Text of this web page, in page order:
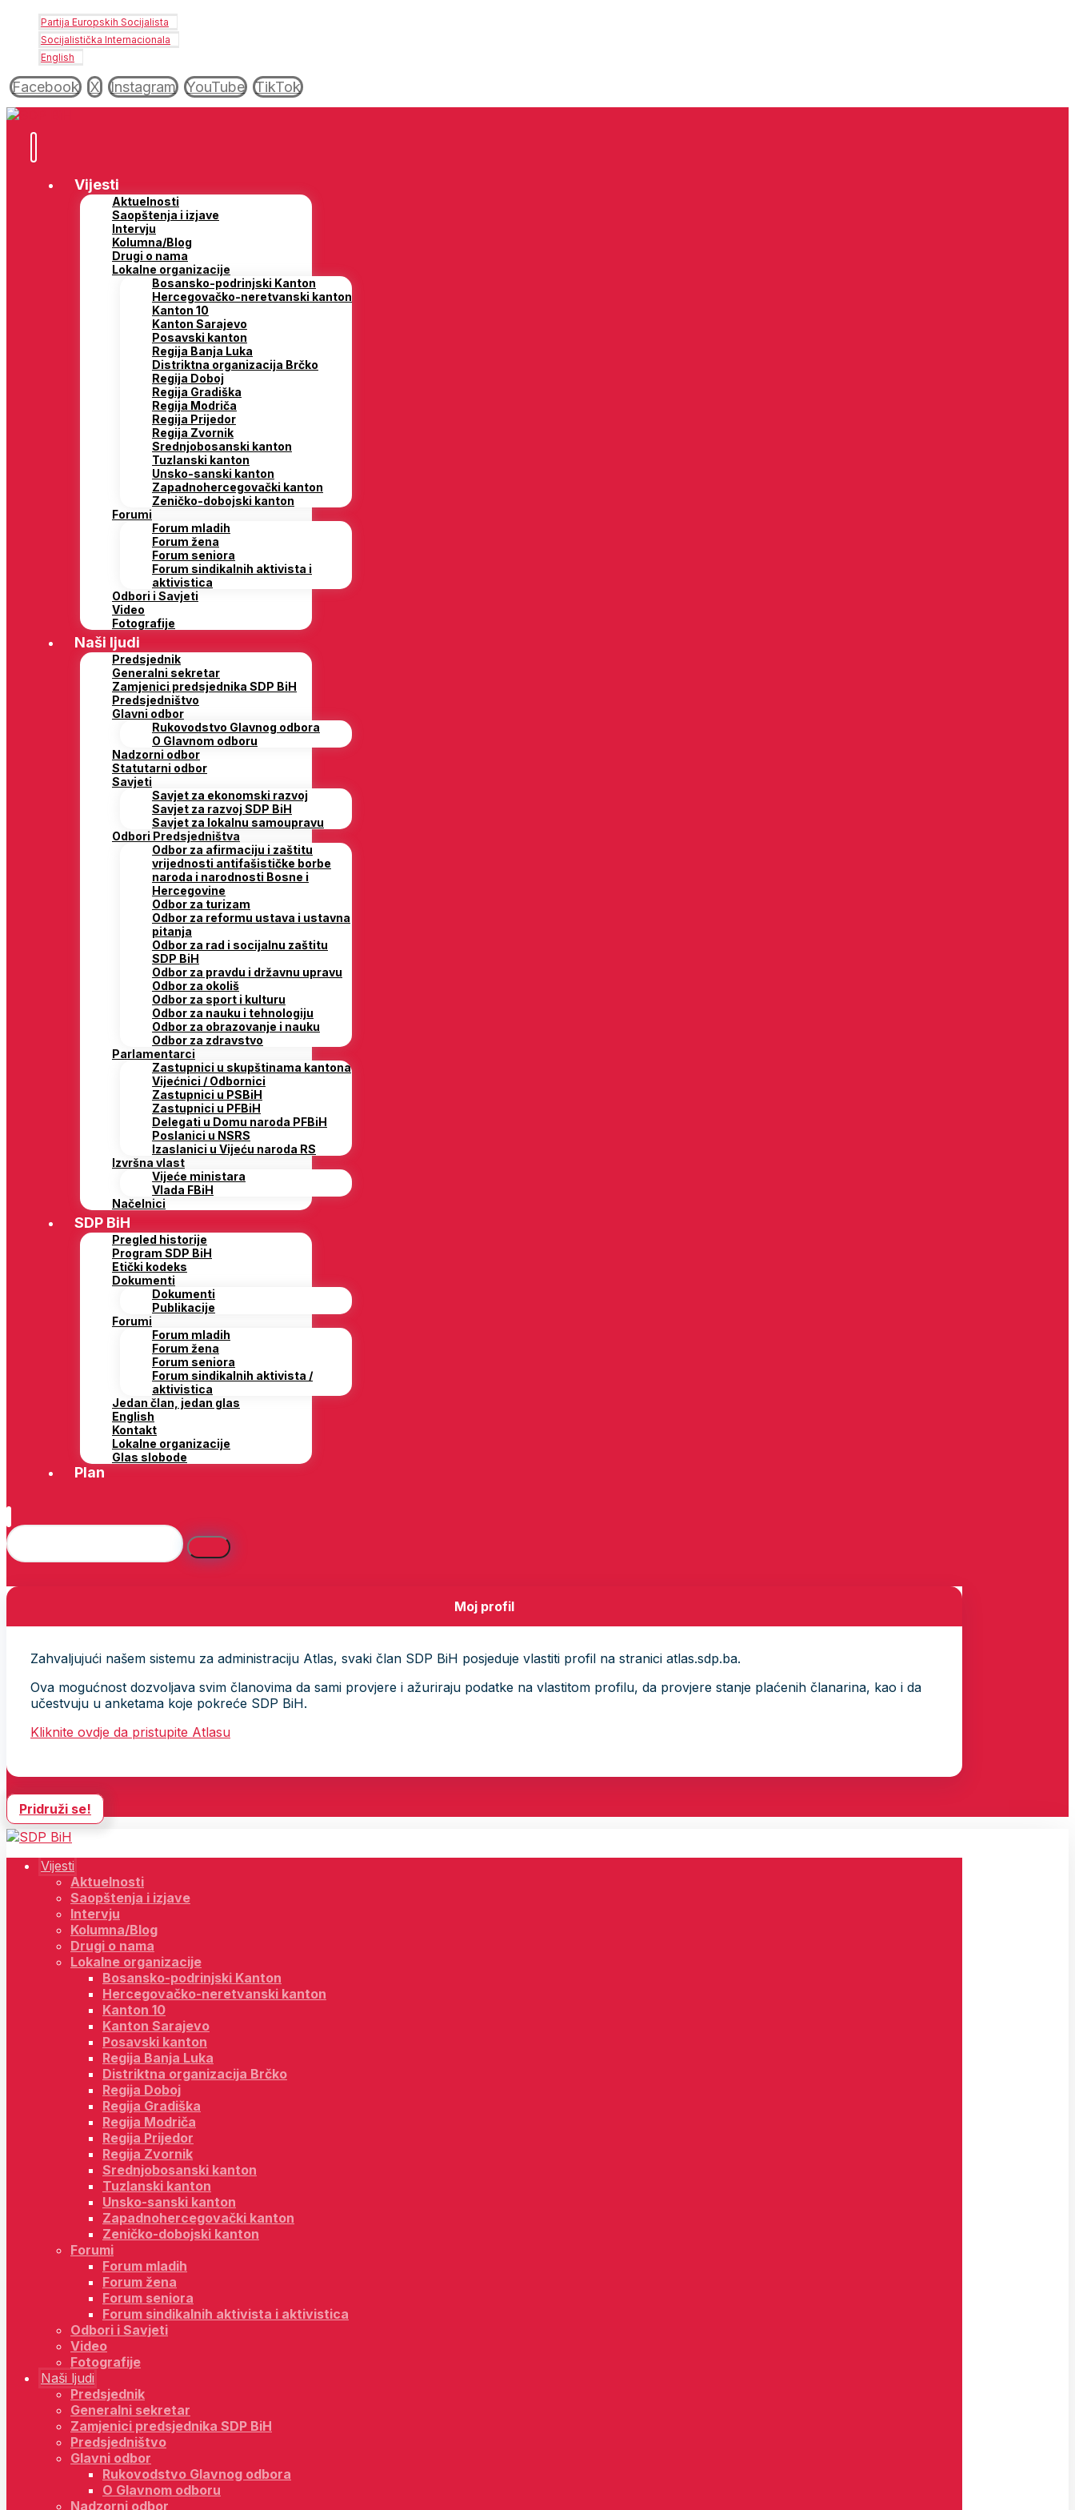
Partija Europskih Socijalista
Socijalistička Internacionala
English
Facebook X Instagram YouTube TikTok
Vijesti
Aktuelnosti
Saopštenja i izjave
Intervju
Kolumna/Blog
Drugi o nama
Lokalne organizacije
Bosansko-podrinjski Kanton
Hercegovačko-neretvanski kanton
Kanton 10
Kanton Sarajevo
Posavski kanton
Regija Banja Luka
Distriktna organizacija Brčko
Regija Doboj
Regija Gradiška
Regija Modriča
Regija Prijedor
Regija Zvornik
Srednjobosanski kanton
Tuzlanski kanton
Unsko-sanski kanton
Zapadnohercegovački kanton
Zeničko-dobojski kanton
Forumi
Forum mladih
Forum žena
Forum seniora
Forum sindikalnih aktivista i
aktivistica
Odbori i Savjeti
Video
Fotografije
Naši ljudi
Predsjednik
Generalni sekretar
Zamjenici predsjednika SDP BiH
Predsjedništvo
Glavni odbor
Rukovodstvo Glavnog odbora
O Glavnom odboru
Nadzorni odbor
Statutarni odbor
Savjeti
Savjet za ekonomski razvoj
Savjet za razvoj SDP BiH
Savjet za lokalnu samoupravu
Odbori Predsjedništva
Odbor za afirmaciju i zaštitu
vrijednosti antifašističke borbe
naroda i narodnosti Bosne i
Hercegovine
Odbor za turizam
Odbor za reformu ustava i ustavna
pitanja
Odbor za rad i socijalnu zaštitu
SDP BiH
Odbor za pravdu i državnu upravu
Odbor za okoliš
Odbor za sport i kulturu
Odbor za nauku i tehnologiju
Odbor za obrazovanje i nauku
Odbor za zdravstvo
Parlamentarci
Zastupnici u skupštinama kantona
Vijećnici / Odbornici
Zastupnici u PSBiH
Zastupnici u PFBiH
Delegati u Domu naroda PFBiH
Poslanici u NSRS
Izaslanici u Vijeću naroda RS
Izvršna vlast
Vijeće ministara
Vlada FBiH
Načelnici
SDP BiH
Pregled historije
Program SDP BiH
Etički kodeks
Dokumenti
Dokumenti
Publikacije
Forumi
Forum mladih
Forum žena
Forum seniora
Forum sindikalnih aktivista /
aktivistica
Jedan član, jedan glas
English
Kontakt
Lokalne organizacije
Glas slobode
Plan
Moj profil
Zahvaljujući našem sistemu za administraciju Atlas, svaki član SDP BiH posjeduje vlastiti profil na stranici atlas.sdp.ba.
Ova mogućnost dozvoljava svim članovima da sami provjere i ažuriraju podatke na vlastitom profilu, da provjere stanje plaćenih članarina, kao i da
učestvuju u anketama koje pokreće SDP BiH.
Kliknite ovdje da pristupite Atlasu
Pridruži se!
Vijesti
Aktuelnosti
Saopštenja i izjave
Intervju
Kolumna/Blog
Drugi o nama
Lokalne organizacije
Bosansko-podrinjski Kanton
Hercegovačko-neretvanski kanton
Kanton 10
Kanton Sarajevo
Posavski kanton
Regija Banja Luka
Distriktna organizacija Brčko
Regija Doboj
Regija Gradiška
Regija Modriča
Regija Prijedor
Regija Zvornik
Srednjobosanski kanton
Tuzlanski kanton
Unsko-sanski kanton
Zapadnohercegovački kanton
Zeničko-dobojski kanton
Forumi
Forum mladih
Forum žena
Forum seniora
Forum sindikalnih aktivista i aktivistica
Odbori i Savjeti
Video
Fotografije
Naši ljudi
Predsjednik
Generalni sekretar
Zamjenici predsjednika SDP BiH
Predsjedništvo
Glavni odbor
Rukovodstvo Glavnog odbora
O Glavnom odboru
Nadzorni odbor